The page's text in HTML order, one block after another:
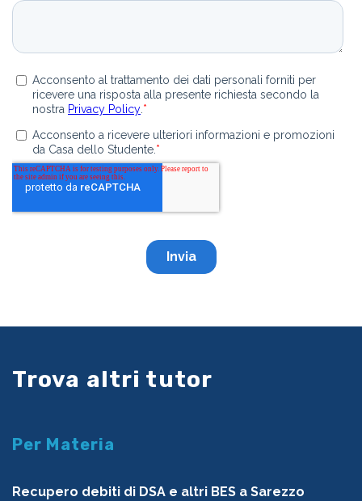
Trova altri tutor
Per Materia
Recupero debiti di DSA e altri BES a Sarezzo